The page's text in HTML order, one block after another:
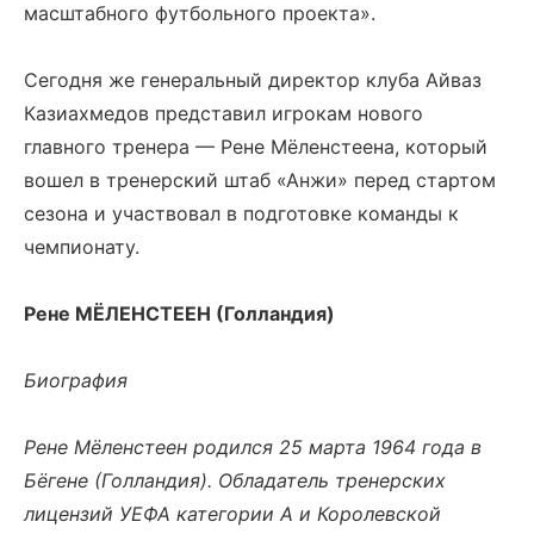
масштабного футбольного проекта».
Сегодня же генеральный директор клуба Айваз
Казиахмедов представил игрокам нового
главного тренера — Рене Мёленстеена, который
вошел в тренерский штаб «Анжи» перед стартом
сезона и участвовал в подготовке команды к
чемпионату.
Рене МЁЛЕНСТЕЕН (Голландия)
Биография
Рене Мёленстеен родился 25 марта 1964 года в
Бёгене (Голландия). Обладатель тренерских
лицензий УЕФА категории A и Королевской